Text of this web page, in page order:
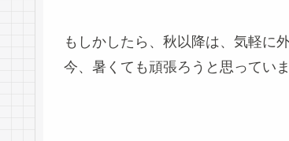
もしかしたら、秋以降は、気軽に
今、暑くても頑張ろうと思っていま